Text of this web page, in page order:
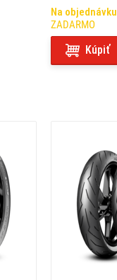
(69W) TL REAR
Na objednávku
ZADARMO
Kúpiť